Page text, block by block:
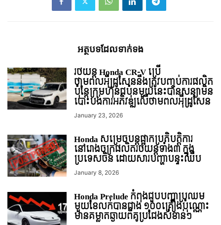
អត្ថបទ​ដែល​ទាក់ទង
រថយន្ត Honda CR-V ប្រើ
ថាមពលអុីដ្រូសែននឹងត្រូវបញ្ចប់ការផលិត
ប៉ុន្តែក្រុមហ៊ុនជប៉ុនមួយនេះបានសន្យាមិន
បោះបង់ការអភិវឌ្ឍលើថាមពលអុីដ្រូសែន
January 23, 2026
Honda សម្រេចបន្តផ្អាកប្រតិបត្តិការ
នៅរោងចក្រផលិតរថយន្តទាំង៣ ក្នុង
ប្រទេសចិន ដោយសារបញ្ហាបន្ទះឈីប
January 8, 2026
Honda Prelude កំពុងជួបបញ្ហាប្រឈម
មួយខែលក់បានជាង ១០០គ្រឿងប៉ុណ្ណោះ
មានគម្លាតឆ្ងាយពីគូប្រជែងសំខាន់ៗ